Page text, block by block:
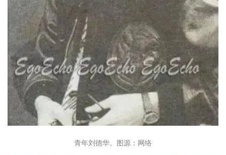
青年刘德华。图源：网络